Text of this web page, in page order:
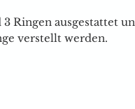
Ringen ausgestattet
verstellt werden.